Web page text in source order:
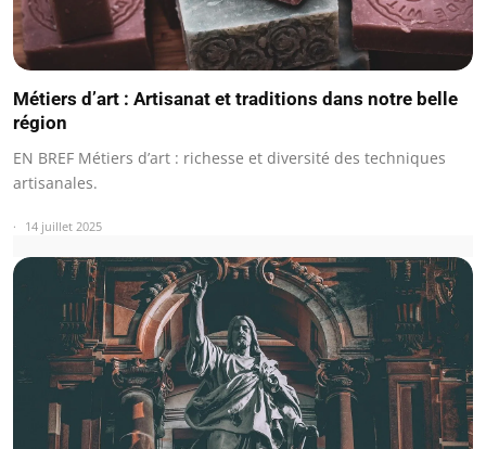
Métiers d’art : Artisanat et traditions dans notre belle
région
EN BREF Métiers d’art : richesse et diversité des techniques
artisanales.
14 juillet 2025